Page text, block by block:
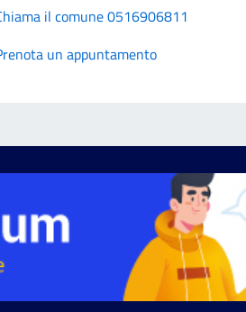
il comune 0516906811
un appuntamento